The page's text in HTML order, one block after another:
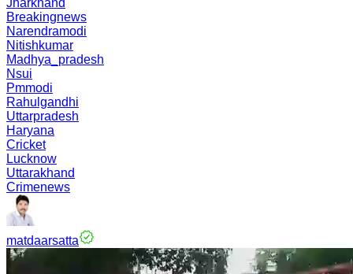
Jharkhand
Breakingnews
Narendramodi
Nitishkumar
Madhya_pradesh
Nsui
Pmmodi
Rahulgandhi
Uttarpradesh
Haryana
Cricket
Lucknow
Uttarakhand
Crimenews
matdaarsatta